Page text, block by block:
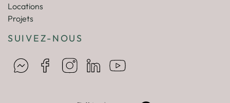
Locations
Projets
SUIVEZ-NOUS